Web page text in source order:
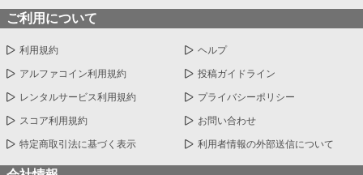
ご利用について
利用規約 ヘルプ
アルファコイン利用規約 投稿ガイドライン
レンタルサービス利用規約 プライバシーポリシー
スコア利用規約 お問い合わせ
特定商取引法に基づく表示 利用者情報の外部送信について